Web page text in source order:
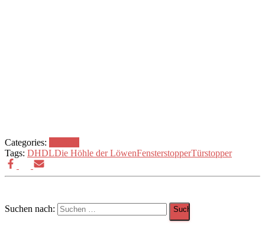
Categories:
Tags: DHDLDie Höhle der LöwenFensterstopperTürstopper
Suchen nach: